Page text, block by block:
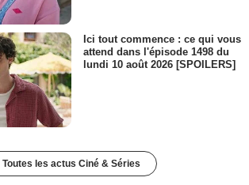
Ici tout commence : ce qui vous
attend dans l'épisode 1498 du
lundi 10 août 2026 [SPOILERS]
Toutes les actus Ciné & Séries